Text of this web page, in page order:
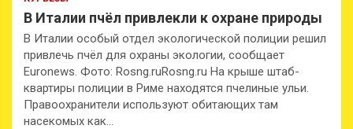
В Италии пчёл привлекли к охране природы
В Италии особый отдел экологической полиции решил
привлечь пчёл для охраны экологии, сообщает
Euronews. Фото: Rosng.ruRosng.ru На крыше штаб-
квартиры полиции в Риме находятся пчелиные ульи.
Правоохранители используют обитающих там
насекомых как…